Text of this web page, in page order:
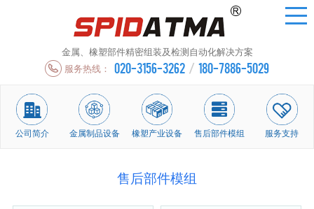
金属、橡塑部件精密组装及检测自动化解决方案
服务热线：
020-3156-3262 / 180-7886-5029
公司简介 金属制品设备 橡塑产业设备 售后部件模组 服务支持
售后部件模组